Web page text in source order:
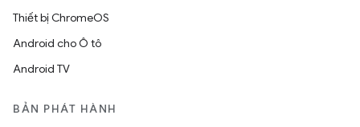
Thiết bị ChromeOS
Android cho Ô tô
Android TV
BẢN PHÁT HÀNH